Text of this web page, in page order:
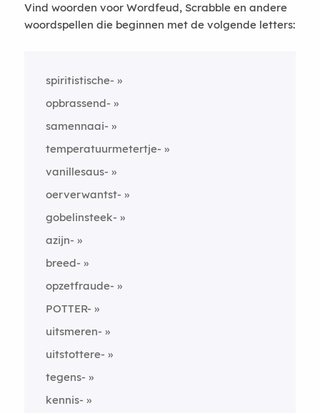
Vind woorden voor Wordfeud, Scrabble en andere
woordspellen die beginnen met de volgende letters:
spiritistische-
opbrassend-
samennaai-
temperatuurmetertje-
vanillesaus-
oerverwantst-
gobelinsteek-
azijn-
breed-
opzetfraude-
POTTER-
uitsmeren-
uitstottere-
tegens-
kennis-